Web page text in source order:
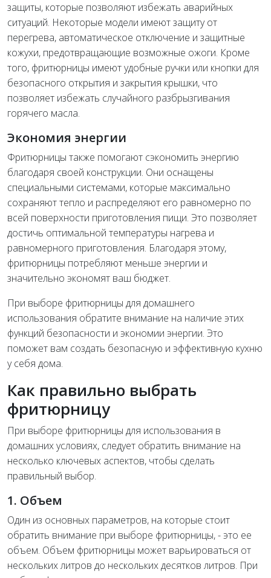
защиты, которые позволяют избежать аварийных
ситуаций. Некоторые модели имеют защиту от
перегрева, автоматическое отключение и защитные
кожухи, предотвращающие возможные ожоги. Кроме
того, фритюрницы имеют удобные ручки или кнопки для
безопасного открытия и закрытия крышки, что
позволяет избежать случайного разбрызгивания
горячего масла.
Экономия энергии
Фритюрницы также помогают сэкономить энергию
благодаря своей конструкции. Они оснащены
специальными системами, которые максимально
сохраняют тепло и распределяют его равномерно по
всей поверхности приготовления пищи. Это позволяет
достичь оптимальной температуры нагрева и
равномерного приготовления. Благодаря этому,
фритюрницы потребляют меньше энергии и
значительно экономят ваш бюджет.
При выборе фритюрницы для домашнего
использования обратите внимание на наличие этих
функций безопасности и экономии энергии. Это
поможет вам создать безопасную и эффективную кухню
у себя дома.
Как правильно выбрать
фритюрницу
При выборе фритюрницы для использования в
домашних условиях, следует обратить внимание на
несколько ключевых аспектов, чтобы сделать
правильный выбор.
1. Объем
Один из основных параметров, на которые стоит
обратить внимание при выборе фритюрницы, - это ее
объем. Объем фритюрницы может варьироваться от
нескольких литров до нескольких десятков литров. При